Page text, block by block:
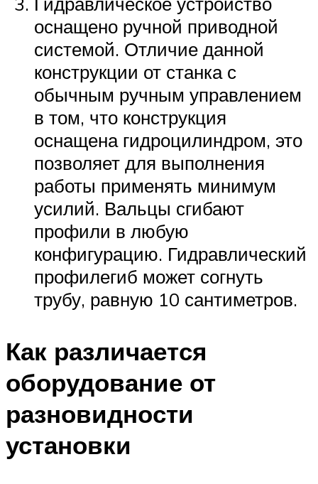
оснащено ручной приводной
системой. Отличие данной
конструкции от станка с
обычным ручным управлением
в том, что конструкция
оснащена гидроцилиндром, это
позволяет для выполнения
работы применять минимум
усилий. Вальцы сгибают
профили в любую
конфигурацию. Гидравлический
профилегиб может согнуть
трубу, равную 10 сантиметров.
Как различается
оборудование от
разновидности
установки